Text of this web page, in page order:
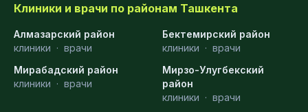
Клиники и врачи по районам Ташкента
Алмазарский район
клиники · врачи
Бектемирский район
клиники · врачи
Мирабадский район
клиники · врачи
Мирзо-Улугбекский
район
клиники · врачи